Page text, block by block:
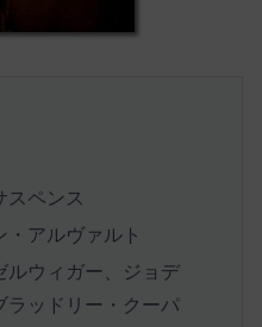
スペンス
アルヴァルト
ルウィガー、ジョデ
ラッドリー・クーパ